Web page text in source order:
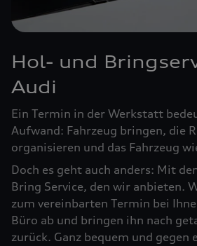
Hol- und
Audi
Ein Termin in der Werkstatt
Aufwand: Fahrzeug bringen, die
organisieren und das Fahrzeug
Doch es geht auch anders: Mit
Bring Service, den wir anbieten.
zum vereinbarten Termin bei
Büro ab und bringen ihn nach
zurück. Ganz bequem und gegen